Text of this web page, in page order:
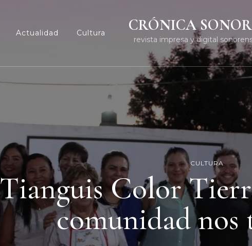
Actualidad Cultura CRÓNICA
revista impresa y digital
CULTURA
Tianguis Color
comunidad nos